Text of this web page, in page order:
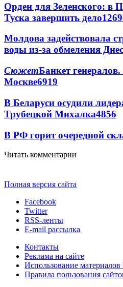
Орден для Зеленского: в
Туска завершить дело
Молдова задействовала
воды из-за обмеления
СюжетБанкет
Москве6919
В Беларуси осудили
Трубецкой Михалка4856
В РФ горит очередной
Читать комментарии
Полная версия сайта
Facebook
Twitter
RSS-ленты
E-mail рассылка
Контакты
Реклама на сайте
Использование материалов
Правила пользования